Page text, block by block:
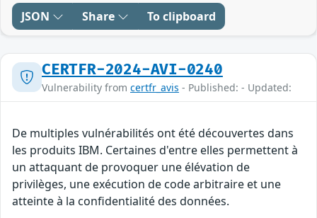
JSON Share To clipboard
CERTFR-2024-AVI-0240
Vulnerability from certfr_avis - Published: - Updated:
De multiples vulnérabilités ont été découvertes dans
les produits IBM. Certaines d'entre elles permettent à
un attaquant de provoquer une élévation de
privilèges, une exécution de code arbitraire et une
atteinte à la confidentialité des données.